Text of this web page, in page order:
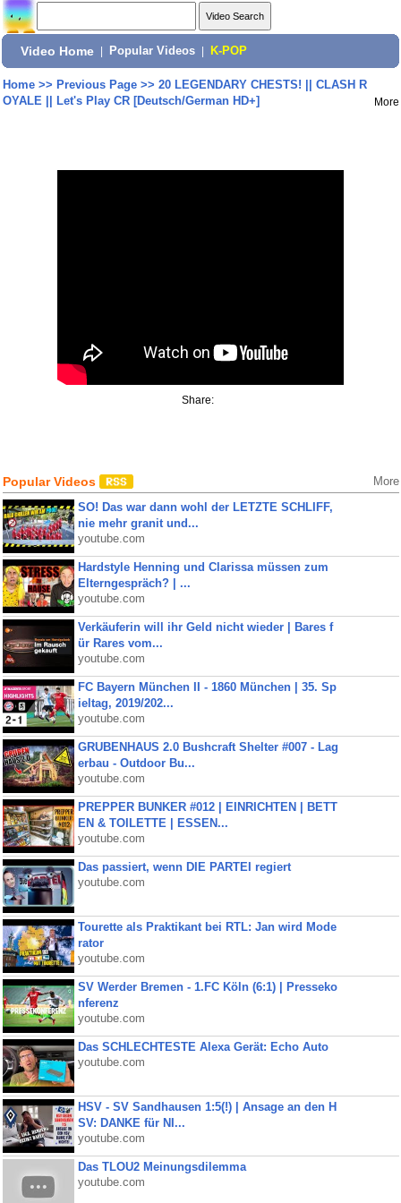
Video Home Popular Videos K-POP
Home>> Previous Page>> 20 LEGENDARY CHESTS! || CLASH R
OYALE || Let's Play CR [Deutsch/German HD+]
More
Share:
Popular Videos More
SO! Das war dann wohl der LETZTE SCHLIFF,
nie mehr granit und...
youtube.com
Hardstyle Henning und Clarissa müssen zum
Elterngespräch? | ...
youtube.com
Verkäuferin will ihr Geld nicht wieder | Bares f
ür Rares vom...
youtube.com
FC Bayern München II - 1860 München | 35. Sp
ieltag, 2019/202...
youtube.com
GRUBENHAUS 2.0 Bushcraft Shelter #007 - Lag
erbau - Outdoor Bu...
youtube.com
PREPPER BUNKER #012 | EINRICHTEN | BETT
EN & TOILETTE | ESSEN...
youtube.com
Das passiert, wenn DIE PARTEI regiert
youtube.com
Tourette als Praktikant bei RTL: Jan wird Mode
rator
youtube.com
SV Werder Bremen - 1.FC Köln (6:1) | Presseko
nferenz
youtube.com
Das SCHLECHTESTE Alexa Gerät: Echo Auto
youtube.com
HSV - SV Sandhausen 1:5(!) | Ansage an den H
SV: DANKE für NI...
youtube.com
Das TLOU2 Meinungsdilemma
youtube.com